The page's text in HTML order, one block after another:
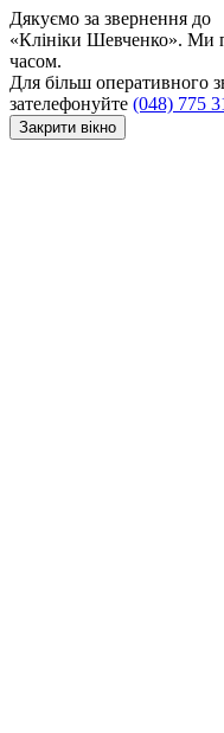
Дякуємо за звернення до
«Клініки Шевченко». Ми
часом.
Для більш оперативного
зателефонуйте (048) 775
Закрити вікно